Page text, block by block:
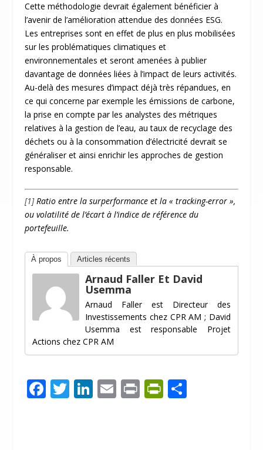
Cette méthodologie devrait également bénéficier à
l’avenir de l’amélioration attendue des données ESG.
Les entreprises sont en effet de plus en plus mobilisées
sur les problématiques climatiques et
environnementales et seront amenées à publier
davantage de données liées à l’impact de leurs activités.
Au-delà des mesures d’impact déjà très répandues, en
ce qui concerne par exemple les émissions de carbone,
la prise en compte par les analystes des métriques
relatives à la gestion de l’eau, au taux de recyclage des
déchets ou à la consommation d’électricité devrait se
généraliser et ainsi enrichir les approches de gestion
responsable.
[1]Ratio entre la surperformance et la « tracking-error »,
ou volatilité de l’écart à l’indice de référence du
portefeuille.
À propos Articles récents
Arnaud Faller Et David
Usemma
Arnaud Faller est Directeur des
Investissements chez CPR AM ; David
Usemma est responsable Projet
Actions chez CPR AM
F T Li E Pr Pr